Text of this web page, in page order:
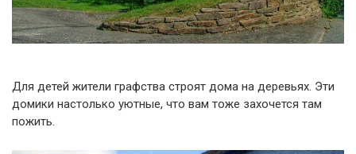
Для детей жители графства строят дома на деревьях. Эти
домики настолько уютные, что вам тоже захочется там
пожить.